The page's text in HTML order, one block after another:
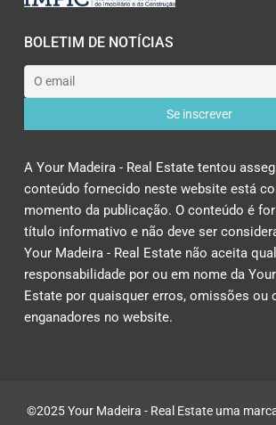
BOLETIM DE NOTÍCIAS
A Your Madeira - Real Estate tentou
conteúdo fornecido neste website está
momento da publicação. O conteúdo é
título informativo e não deve ser
Your Madeira - Real Estate não aceita
responsabilidade por ou em nome da Your
Estate por quaisquer erros, omissões ou
enganadores no website.
©2025 Your Madeira - Real Estate uma